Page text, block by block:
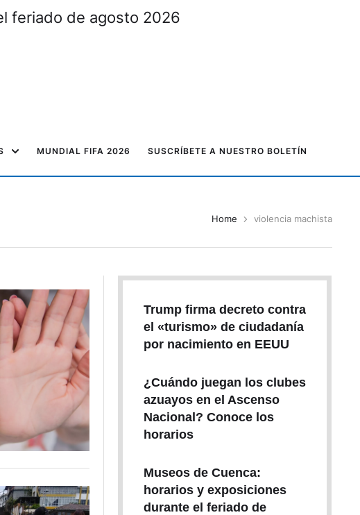
feriado de agosto 2026
MUNDIAL FIFA 2026 SUSCRÍBETE A NUESTRO BOLETÍN
Home violencia machista
Trump firma decreto contra
el «turismo» de ciudadanía
por nacimiento en EEUU
¿Cuándo juegan los clubes
azuayos en el Ascenso
Nacional? Conoce los
horarios
Museos de Cuenca:
horarios y exposiciones
durante el feriado de